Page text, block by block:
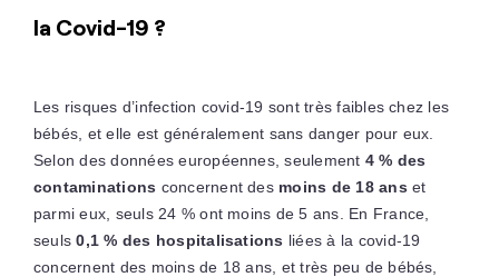
la Covid-19 ?
Les risques d’infection covid-19 sont très faibles chez les
bébés, et elle est généralement sans danger pour eux.
Selon des données européennes, seulement 4 % des
contaminations concernent desmoins de 18 ans et
parmi eux, seuls 24 % ont moins de 5 ans. En France,
seuls0,1 % des hospitalisations liées à la covid-19
concernent des moins de 18 ans, et très peu de bébés,